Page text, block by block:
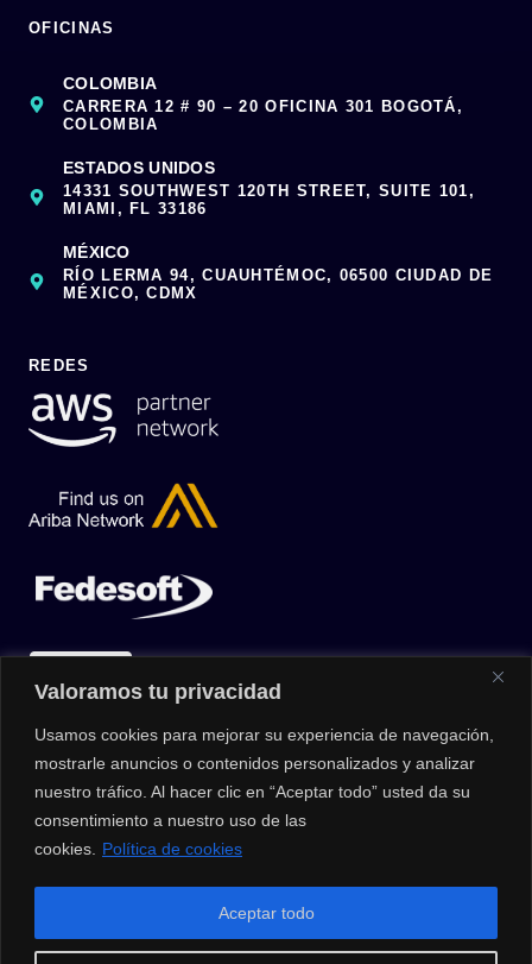
Valoramos tu privacidad
Usamos cookies para mejorar su experiencia de navegación,
mostrarle anuncios o contenidos personalizados y analizar
nuestro tráfico. Al hacer clic en “Aceptar todo” usted da su
consentimiento a nuestro uso de las
cookies.
Política de cookies
Aceptar todo
OFICINAS
COLOMBIA
CARRERA 12 # 90 – 20 OFICINA 301 BOGOTÁ,
COLOMBIA
ESTADOS UNIDOS
14331 SOUTHWEST 120TH STREET, SUITE 101,
MIAMI, FL 33186
MÉXICO
RÍO LERMA 94, CUAUHTÉMOC, 06500 CIUDAD DE
MÉXICO, CDMX
REDES
© 2026 |Privacy Policy|Data Protection Policy|Media Kit| All
Rights Reserved | Powered by Clouxter